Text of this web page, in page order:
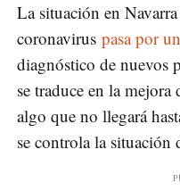
La situación en
coronavirus pasa por
diagnóstico de nuevos
se traduce en la
algo que no llegará
se controla la situación